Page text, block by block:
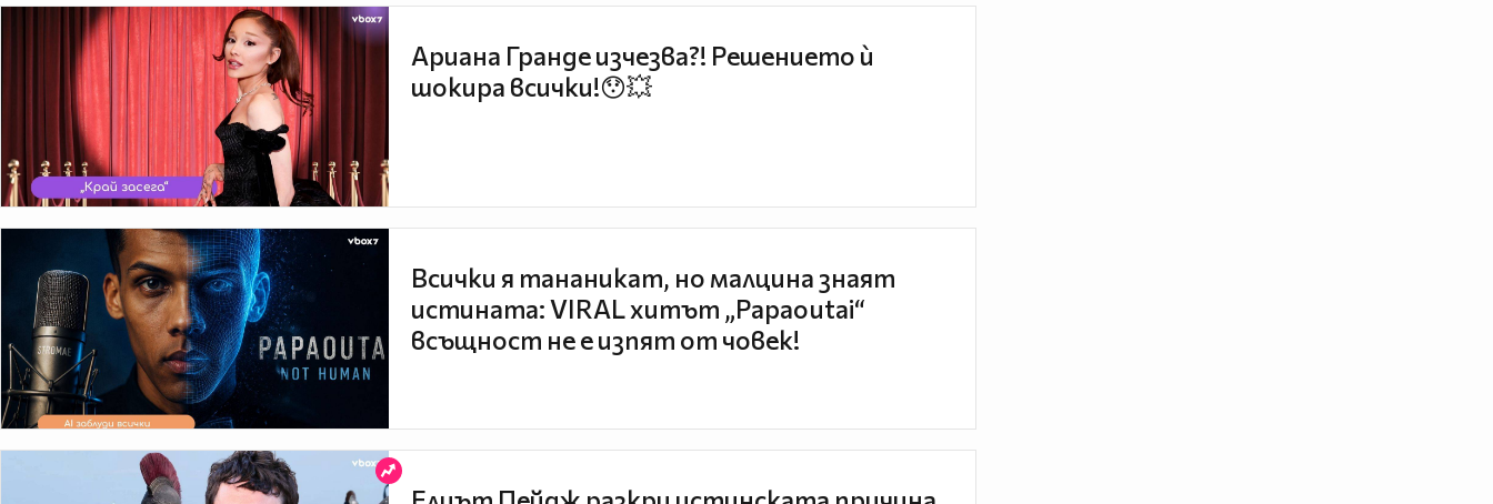
Ариана Гранде изчезва?! Решението ѝ
шокира всички!😯💥
Всички я тананикат, но малцина знаят
истината: VIRAL хитът „Papaoutai“
всъщност не е изпят от човек!